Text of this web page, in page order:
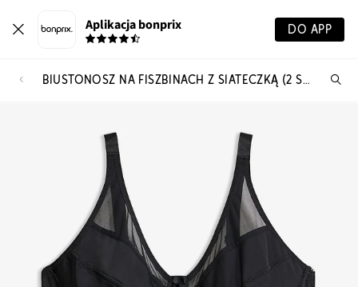
Aplikacja bonprix DO APP
BIUSTONOSZ NA FISZBINACH Z SIATECZKĄ (2 SZT.)